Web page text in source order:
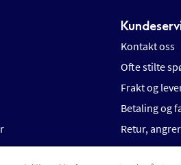
Kontakt oss
Ofte stilte
Frakt og
Betaling og
Retur,